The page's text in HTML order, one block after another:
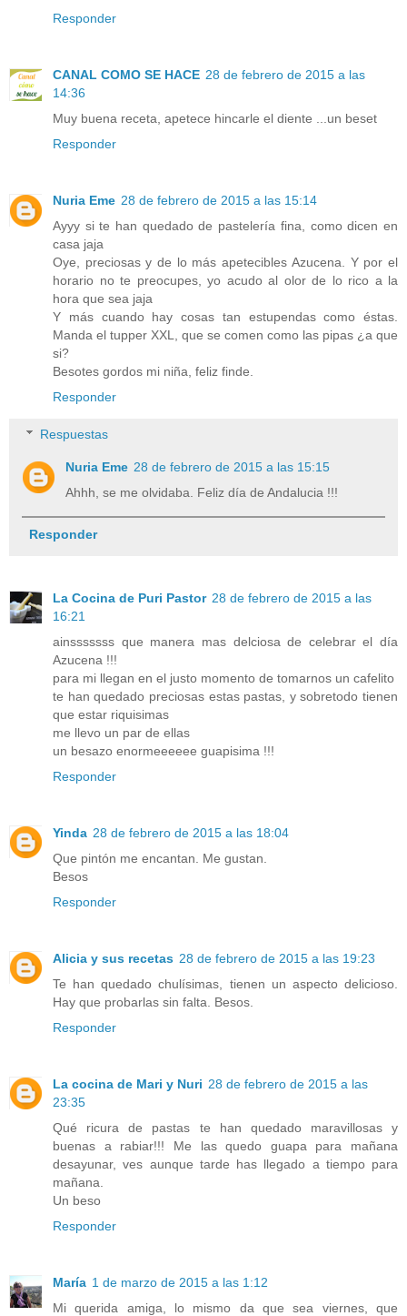
Responder
CANAL COMO SE HACE 28 de febrero de 2015 a las
14:36
Muy buena receta, apetece hincarle el diente ...un beset
Responder
Nuria Eme 28 de febrero de 2015 a las 15:14
Ayyy si te han quedado de pastelería fina, como dicen en
casa jaja
Oye, preciosas y de lo más apetecibles Azucena. Y por el
horario no te preocupes, yo acudo al olor de lo rico a la
hora que sea jaja
Y más cuando hay cosas tan estupendas como éstas.
Manda el tupper XXL, que se comen como las pipas ¿a que
si?
Besotes gordos mi niña, feliz finde.
Responder
Respuestas
Nuria Eme 28 de febrero de 2015 a las 15:15
Ahhh, se me olvidaba. Feliz día de Andalucia !!!
Responder
La Cocina de Puri Pastor 28 de febrero de 2015 a las
16:21
ainsssssss que manera mas delciosa de celebrar el día
Azucena !!!
para mi llegan en el justo momento de tomarnos un cafelito
te han quedado preciosas estas pastas, y sobretodo tienen
que estar riquisimas
me llevo un par de ellas
un besazo enormeeeeee guapisima !!!
Responder
Yinda 28 de febrero de 2015 a las 18:04
Que pintón me encantan. Me gustan.
Besos
Responder
Alicia y sus recetas 28 de febrero de 2015 a las 19:23
Te han quedado chulísimas, tienen un aspecto delicioso.
Hay que probarlas sin falta. Besos.
Responder
La cocina de Mari y Nuri 28 de febrero de 2015 a las
23:35
Qué ricura de pastas te han quedado maravillosas y
buenas a rabiar!!! Me las quedo guapa para mañana
desayunar, ves aunque tarde has llegado a tiempo para
mañana.
Un beso
Responder
María 1 de marzo de 2015 a las 1:12
Mi querida amiga, lo mismo da que sea viernes, que